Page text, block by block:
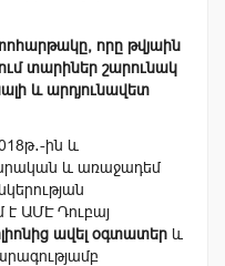
որը թվյաին
տարիներ շարունակ
և արդյունավետ
ին և
և առաջադեմ
է ԱՄԷ Դուբայ
ավել օգտատեր և